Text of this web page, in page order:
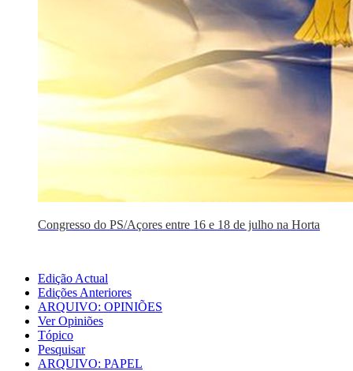
Congresso do PS/Açores entre 16 e 18 de julho na Horta
Edição Actual
Edições Anteriores
ARQUIVO: OPINIÕES
Ver Opiniões
Tópico
Pesquisar
ARQUIVO: PAPEL